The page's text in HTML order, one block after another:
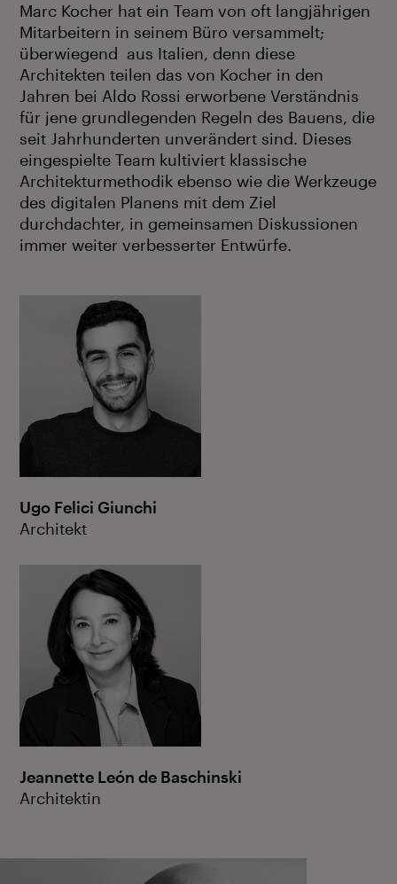
Marc Kocher hat ein Team von oft langjährigen
Mitarbeitern in seinem Büro versammelt;
überwiegend aus Italien, denn diese
Architekten teilen das von Kocher in den
Jahren bei Aldo Rossi erworbene Verständnis
für jene grundlegenden Regeln des Bauens, die
seit Jahrhunderten unverändert sind. Dieses
eingespielte Team kultiviert klassische
Architekturmethodik ebenso wie die Werkzeuge
des digitalen Planens mit dem Ziel
durchdachter, in gemeinsamen Diskussionen
immer weiter verbesserter Entwürfe.
Ugo Felici Giunchi
Architekt
Jeannette León de Baschinski
Architektin